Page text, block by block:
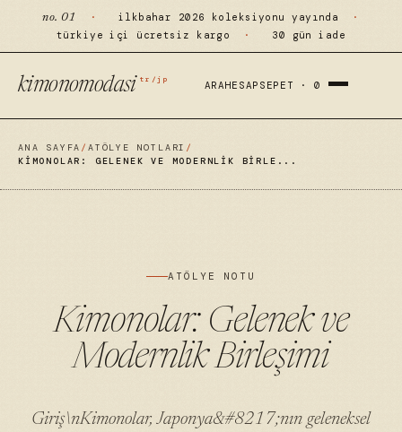
no. 01 · ilkbahar 2026 koleksiyonu yayında
·
türkiye içi ücretsiz kargo
· 30 gün iade
kimonomodasi tr/jp
ARAHESAP SEPET ·0
ANA SAYFA /ATÖLYE NOTLARI /
KIMONOLAR: GELENEK VE MODERNLIK BIRLE...
ATÖLYE NOTU
Kimonolar: Gelenek ve
Modernlik Birleşimi
Giriş\nKimonolar, Japonya&#8217;nın geleneksel